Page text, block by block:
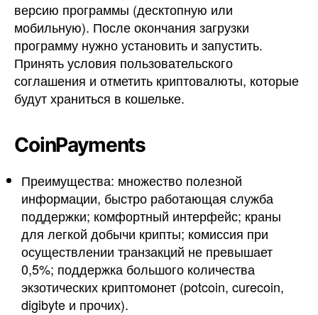
версию программы (десктопную или
мобильную). После окончания загрузки
программу нужно установить и запустить.
Принять условия пользовательского
соглашения и отметить криптовалюты, которые
будут храниться в кошельке.
CoinPayments
Преимущества: множество полезной
информации, быстро работающая служба
поддержки; комфортный интерфейс; краны
для легкой добычи крипты; комиссия при
осуществлении транзакций не превышает
0,5%; поддержка большого количества
экзотических криптомонет (potcoin, curecoin,
digibyte и прочих).